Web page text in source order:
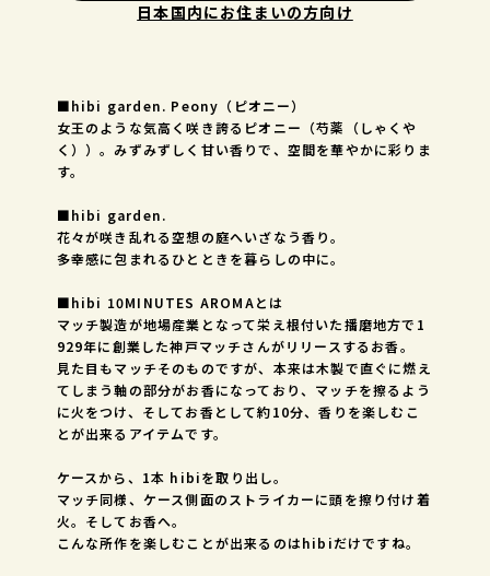
日本国内にお住まいの方向け
■hibi garden. Peony（ピオニー）
女王のような気高く咲き誇るピオニー（芍薬（しゃくや
く））。みずみずしく甘い香りで、空間を華やかに彩りま
す。
■hibi garden.
花々が咲き乱れる空想の庭へいざなう香り。
多幸感に包まれるひとときを暮らしの中に。
■hibi 10MINUTES AROMAとは
マッチ製造が地場産業となって栄え根付いた播磨地方で1
929年に創業した神戸マッチさんがリリースするお香。
見た目もマッチそのものですが、本来は木製で直ぐに燃え
てしまう軸の部分がお香になっており、マッチを擦るよう
に火をつけ、そしてお香として約10分、香りを楽しむこ
とが出来るアイテムです。
ケースから、1本 hibiを取り出し。
マッチ同様、ケース側面のストライカーに頭を擦り付け着
火。そしてお香へ。
こんな所作を楽しむことが出来るのはhibiだけですね。